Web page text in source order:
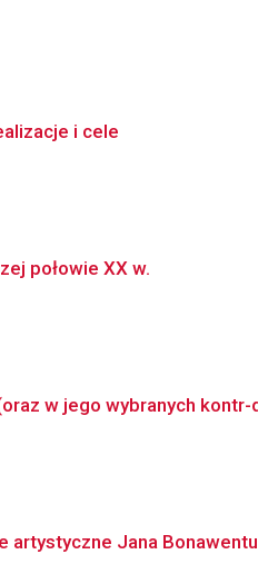
i cele
połowie XX w.
w jego wybranych kontr-
Jana